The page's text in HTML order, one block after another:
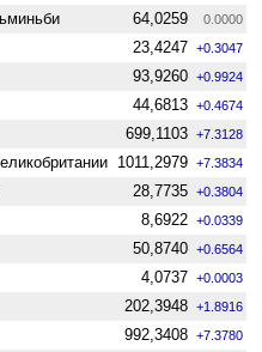
64,0259 0.0000
23,4247 +0.3047
93,9260 +0.9924
44,6813 +0.4674
699,1103 +7.3128
1011,2979 +7.3834
28,7735 +0.3804
8,6922 +0.0339
50,8740 +0.6564
4,0737 +0.0003
202,3948 +1.8916
992,3408 +7.3780